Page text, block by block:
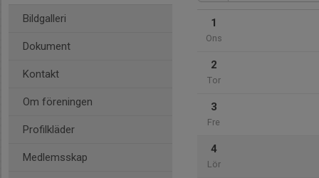
Bildgalleri
Dokument
Kontakt
Om föreningen
Profilkläder
Medlemsskap
1
Ons
2
Tor
3
Fre
4
Lör